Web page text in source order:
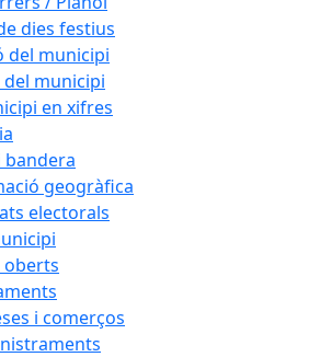
dies festius
del municipi
del municipi
en xifres
bandera
geogràfica
electorals
oberts
i comerços